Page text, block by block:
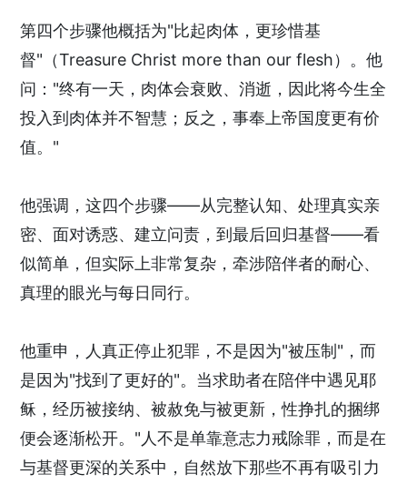
第四个步骤他概括为"比起肉体，更珍惜基
督"（Treasure Christ more than our flesh）。他
问："终有一天，肉体会衰败、消逝，因此将今生全
投入到肉体并不智慧；反之，事奉上帝国度更有价
值。"
他强调，这四个步骤——从完整认知、处理真实亲
密、面对诱惑、建立问责，到最后回归基督——看
似简单，但实际上非常复杂，牵涉陪伴者的耐心、
真理的眼光与每日同行。
他重申，人真正停止犯罪，不是因为"被压制"，而
是因为"找到了更好的"。当求助者在陪伴中遇见耶
稣，经历被接纳、被赦免与被更新，性挣扎的捆绑
便会逐渐松开。"人不是单靠意志力戒除罪，而是在
与基督更深的关系中，自然放下那些不再有吸引力